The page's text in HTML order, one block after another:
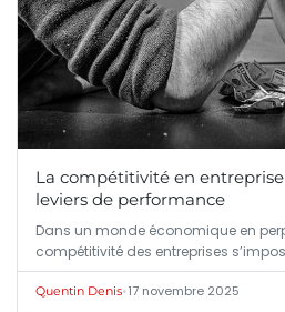
La compétitivité en
leviers de performance
Dans un monde économique en
compétitivité des entreprises
Quentin Denis•17 novembre 2025